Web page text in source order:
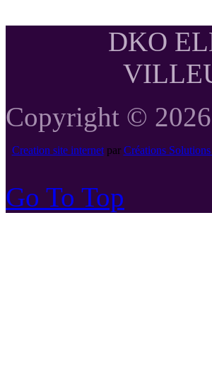
DKO
Copyright © 2026
Creation site internetpar Créations
Go To Top